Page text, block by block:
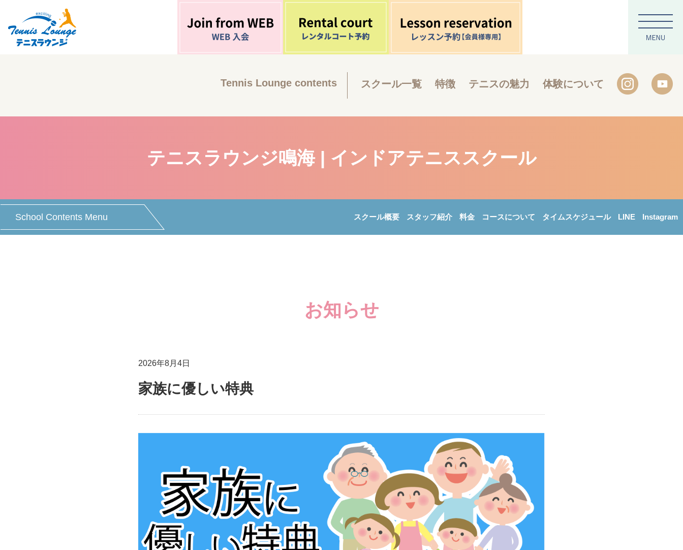
Tennis Lounge contents スクール一覧 特徴 テニスの魅力 体験について
テニスラウンジ鳴海 | インドアテニススクール
School Contents Menu スクール概要 スタッフ紹介 料金 コースについて タイムスケジュール LINE Instagram
お知らせ
2026年8月4日
家族に優しい特典